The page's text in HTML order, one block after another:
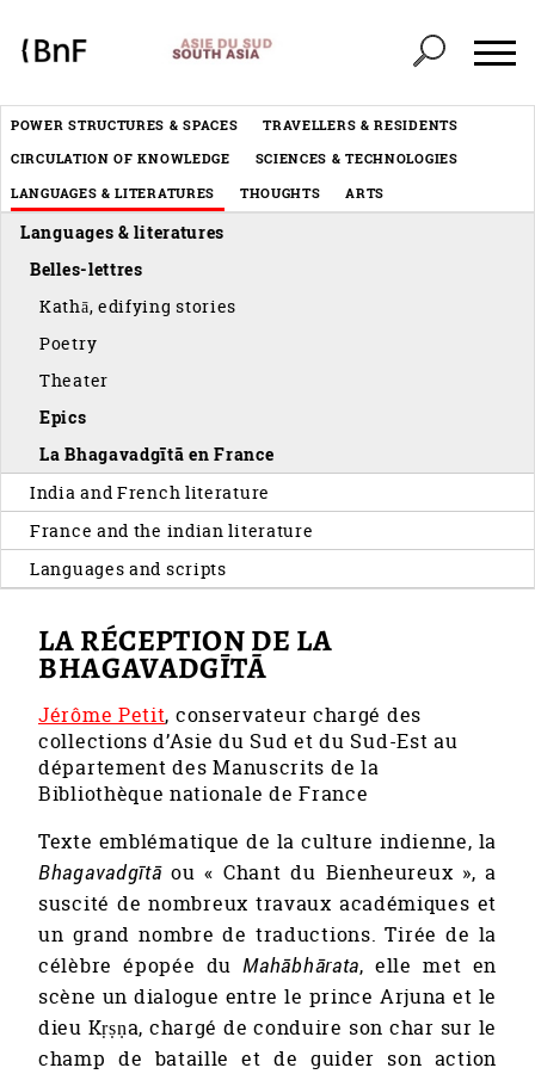
Menu
éditorial
POWER STRUCTURES & SPACES
TRAVELLERS & RESIDENTS
CIRCULATION OF KNOWLEDGE
SCIENCES & TECHNOLOGIES
LANGUAGES & LITERATURES
THOUGHTS ARTS
Languages & literatures
Belles-lettres
Kathā, edifying stories
Poetry
Theater
Epics
La Bhagavadgītā en France
India and French literature
France and the indian literature
Languages and scripts
LA RÉCEPTION DE LA
BHAGAVADGĪTĀ
Jérôme Petit, conservateur chargé des
collections d’Asie du Sud et du Sud-Est au
département des Manuscrits de la
Bibliothèque nationale de France
Texte emblématique de la culture indienne, la
Bhagavadgītāou « Chant du Bienheureux », a
suscité de nombreux travaux académiques et
un grand nombre de traductions. Tirée de la
célèbre épopée duMahābhārata, elle met en
scène un dialogue entre le prince Arjuna et le
dieu Kṛṣṇa, chargé de conduire son char sur le
champ de bataille et de guider son action